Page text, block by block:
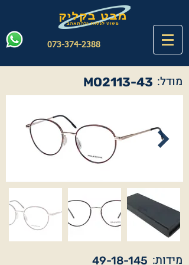
073-374-2388
MO2113-43 מודל:
49-18-145 מידות: